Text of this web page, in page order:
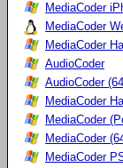
MediaCoder
MediaCoder
MediaCoder
AudioCoder
AudioCoder
MediaCoder
MediaCoder
MediaCoder
MediaCoder